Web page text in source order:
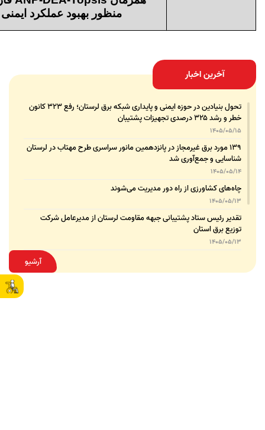
منظور بهبود عملکرد ایمنی
آخرین اخبار
تحول بنیادین در حوزه ایمنی و پایداری شبکه برق لرستان؛ رفع ۳۲۳ کانون
خطر و رشد ۳۲۵ درصدی تجهیزات پشتیبان
1405/05/15
۱۳۹ مورد برق غیرمجاز در پانزدهمین مانور سراسری طرح مهتاب در لرستان
شناسایی و جمع‌آوری شد
1405/05/14
چاه‌های کشاورزی از راه دور مدیریت می‌شوند
1405/05/13
تقدیر رئیس ستاد پشتیبانی جبهه مقاومت لرستان از مدیرعامل شرکت
توزیع برق استان
1405/05/13
قدردانی مسئول عتبات عالیات وزارت نیرو از مدیرعامل شرکت توزیع نیروی
برق استان لرستان
آرشیو